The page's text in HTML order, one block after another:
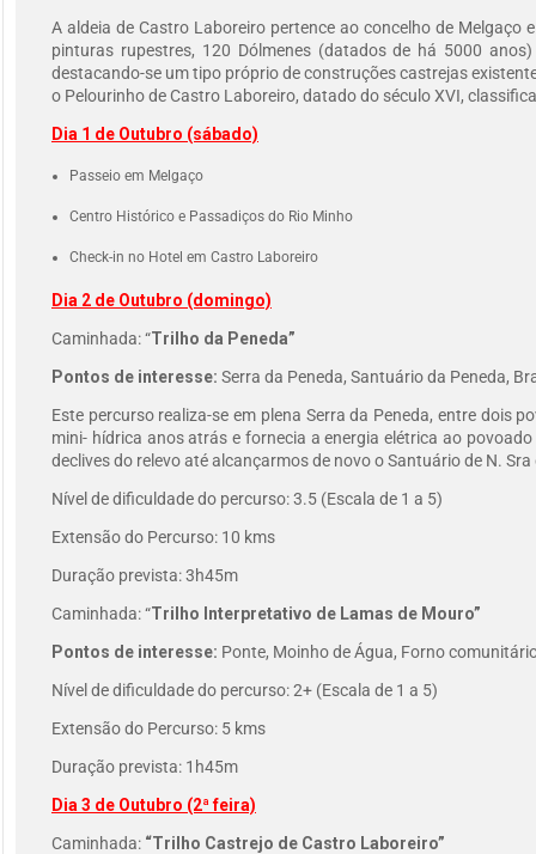
A aldeia de Castro Laboreiro pertence ao concelho de
pinturas rupestres, 120 Dólmenes (datados de há 5000
destacando-se um tipo próprio de construções castrejas
o Pelourinho de Castro Laboreiro, datado do século XVI,
Dia 1 de Outubro (sábado)
Passeio em Melgaço
Centro Histórico e Passadiços do Rio Minho
Check-in no Hotel em Castro Laboreiro
Dia 2 de Outubro (domingo)
Caminhada: “Trilho da Peneda”
Pontos de interesse: Serra da Peneda, Santuário da Peneda,
Este percurso realiza-se em plena Serra da Peneda, entre dois
mini- hídrica anos atrás e fornecia a energia elétrica ao
declives do relevo até alcançarmos de novo o Santuário de N. Sra
Nível de dificuldade do percurso: 3.5 (Escala de 1 a 5)
Extensão do Percurso: 10 kms
Duração prevista: 3h45m
Caminhada: “Trilho Interpretativo de Lamas de Mouro”
Pontos de interesse: Ponte, Moinho de Água, Forno
Nível de dificuldade do percurso: 2+ (Escala de 1 a 5)
Extensão do Percurso: 5 kms
Duração prevista: 1h45m
Dia 3 de Outubro (2ª feira)
Caminhada: “Trilho Castrejo de Castro Laboreiro”